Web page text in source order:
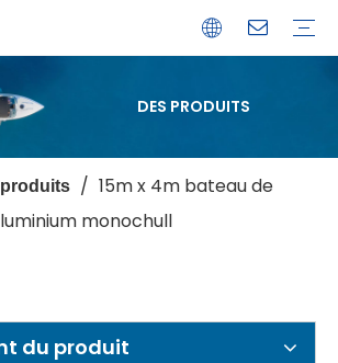
DES PRODUITS
produits / 15m x 4m bateau de
monochull
du produit